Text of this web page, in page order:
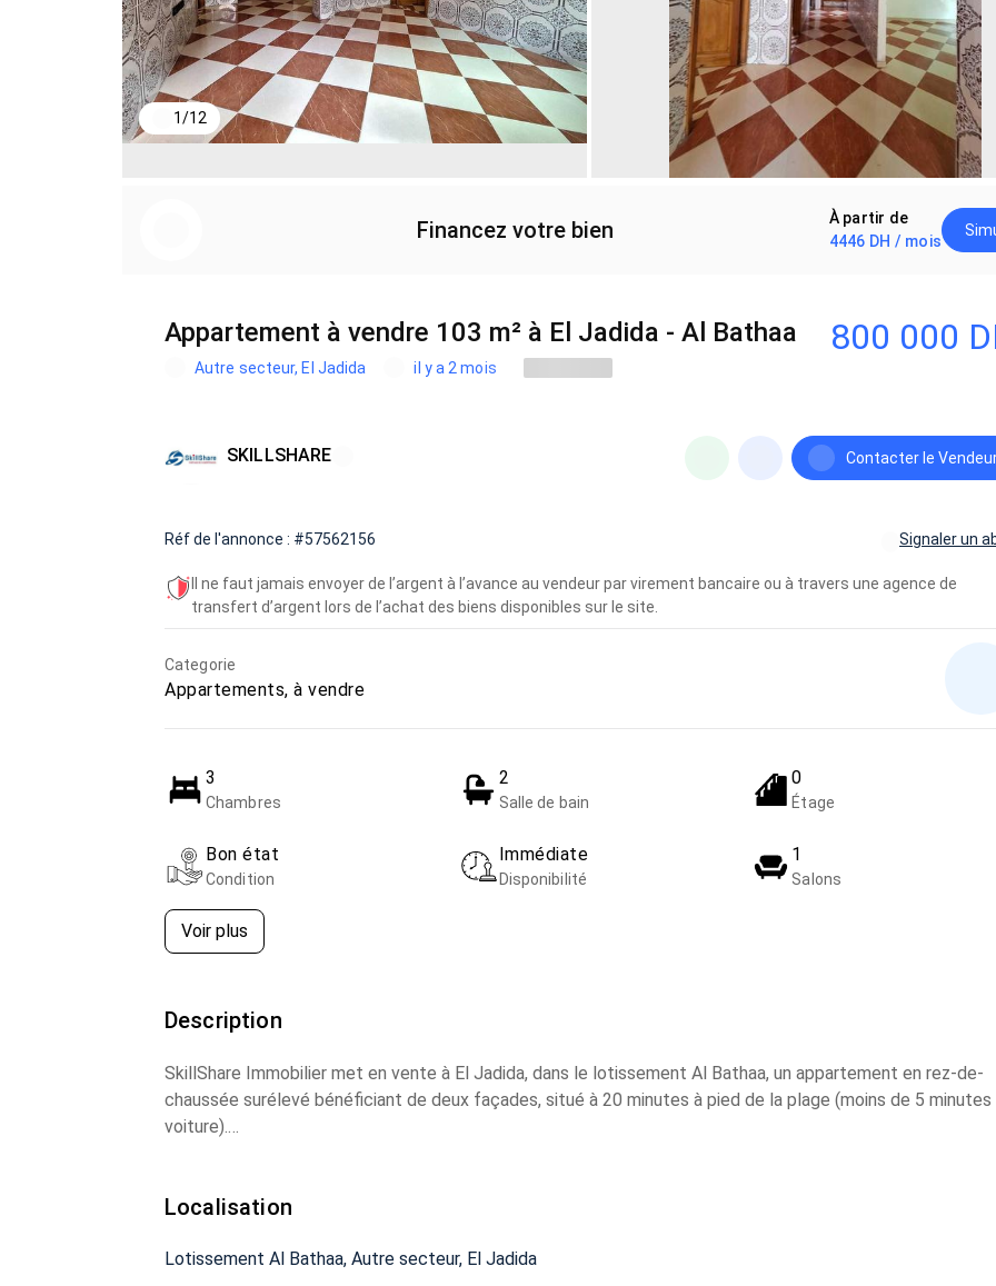
1/12
Financez votre bien
À partir de
4446 DH / mois
Appartement à vendre 103 m² à El Jadida - Al Bathaa
Autre secteur, El Jadida il y a 2 mois
800 000
SKILLSHARE Contacter le
Réf de l'annonce : #57562156 Signaler un
Il ne faut jamais envoyer de l’argent à l’avance au vendeur par virement bancaire ou à travers une agence de
transfert d’argent lors de l’achat des biens disponibles sur le site.
Categorie
Appartements, à vendre
3
Chambres
2
Salle de bain
0
Étage
Bon état
Condition
Immédiate
Disponibilité
1
Salons
Voir plus
Description
SkillShare Immobilier met en vente à El Jadida, dans le lotissement Al Bathaa, un appartement en rez-de-
chaussée surélevé bénéficiant de deux façades, situé à 20 minutes à pied de la plage (moins de 5 minutes
voiture).
Cour privative : 11 m²
• 3 chambres
Localisation
Lotissement Al Bathaa, Autre secteur, El Jadida